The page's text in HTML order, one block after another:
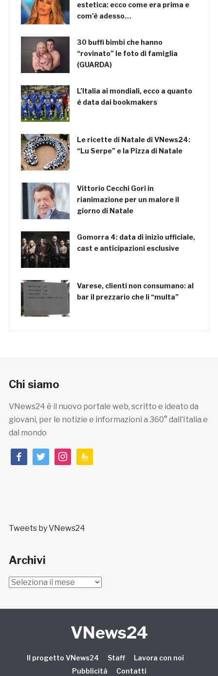
estetica: ecco come era prima e
com’è adesso…
30 buffi bimbi che hanno
“rovinato” le foto di famiglia
(GUARDA)
L’Italia ai mondiali, ecco a quanto
è data dai bookmakers
Le ricette di Natale di VNews24:
“Lu Serpe” e la Pizza di Natale
Vittorio Cecchi Gori in
rianimazione per un malore il
giorno di Natale
Gomorra 4: data di inizio ufficiale,
cast e anticipazioni esclusive
Varese, clienti non consumano: al
bar il prezzario che li “multa”
Chi siamo
VNews24 è il nuovo portale web, scritto e ideato da
giovani, per le notizie e informazioni a 360° dall’Italia e
dal mondo
facebooktwitterinstagramfeedburner
Tweets by VNews24
Archivi
Archivi
VNews24
Il progetto VNews24 Staff
Lavora con noi
Pubblicità
Contatti